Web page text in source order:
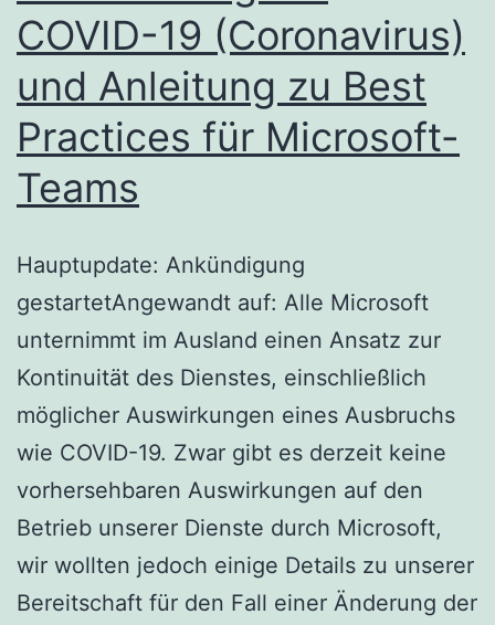
COVID-19 (Coronavirus)
und Anleitung zu Best
Practices für Microsoft-
Teams
Hauptupdate: Ankündigung
gestartetAngewandt auf: Alle Microsoft
unternimmt im Ausland einen Ansatz zur
Kontinuität des Dienstes, einschließlich
möglicher Auswirkungen eines Ausbruchs
wie COVID-19. Zwar gibt es derzeit keine
vorhersehbaren Auswirkungen auf den
Betrieb unserer Dienste durch Microsoft,
wir wollten jedoch einige Details zu unserer
Bereitschaft für den Fall einer Änderung der